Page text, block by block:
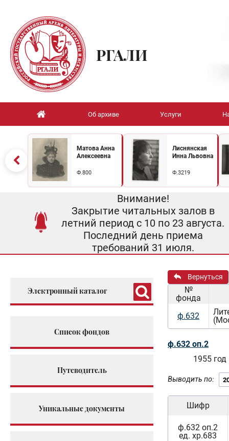
РГАЛИ
Об архиве Услуги
Матова Анна
Алексеевна
Ф.800
Лиснянская
Инна Львовна
Ф.3219
Внимание!
Закрытие читальных залов в
летний период с 10 по 23 августа.
Последний день приема
требований 31 июля.
Электронный каталог
Список фондов
Путеводитель
Уникальные документы
Вернуться
№
фонда
ф.632
ф.632 оп.2
1955 год
Выводить по:
Шифр
ф.632 оп.2
ед. хр.683